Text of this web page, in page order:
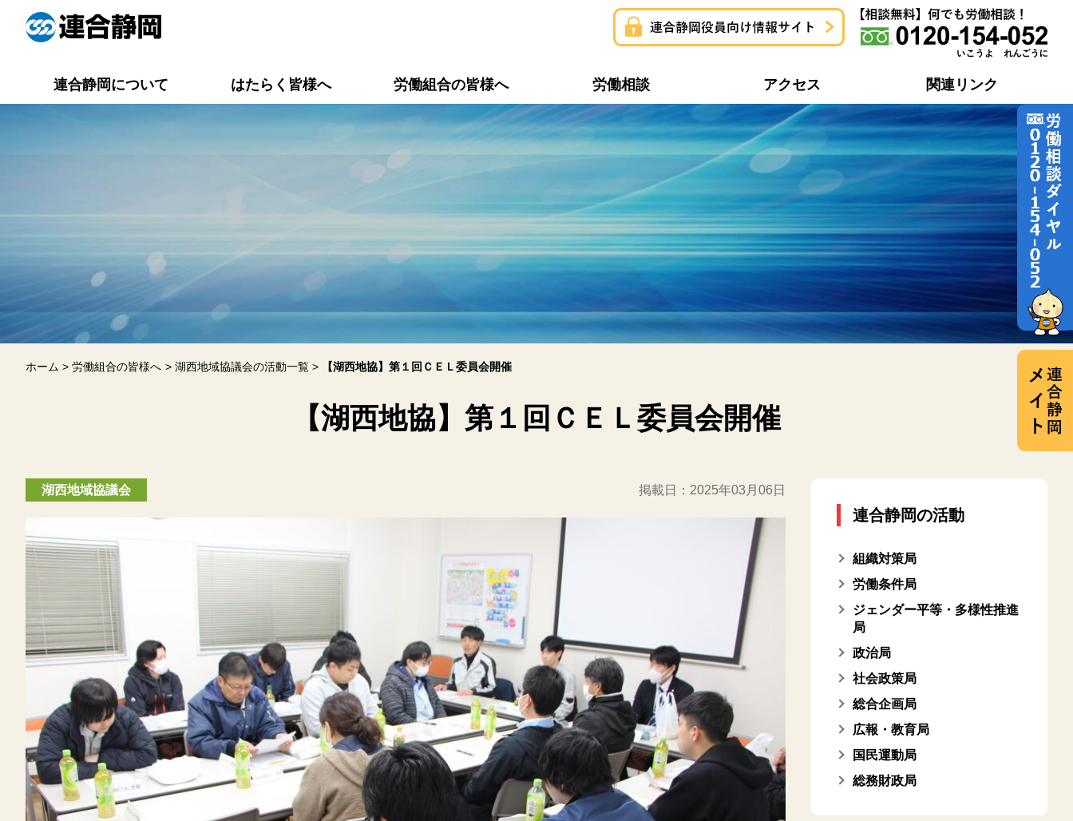
連合静岡について
構成組織一覧 地域協議会一覧
専門委員会
はたらく皆様へ
連合静岡ユニオン 労働問題どう解決するの？
労働組合の皆様へ
推薦・支持議員一覧 地域協議会活動報告一覧
資料集一覧
労働相談 アクセス 関連リンク
ホーム 労働組合の皆様へ 湖西地域協議会の活動一覧 【湖西地協】第１回ＣＥＬ委員会開催
【湖西地協】第１回ＣＥＬ委員会開催
湖西地域協議会 掲載日： 2025年03月06日
連合静岡の活動
組織対策局
労働条件局
ジェンダー平等・多様性推進
局
政治局
社会政策局
総合企画局
広報・教育局
国民運動局
総務財政局